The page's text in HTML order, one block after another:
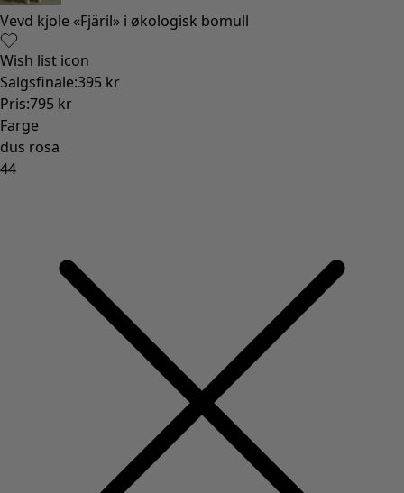
Vevd kjole «Fjäril» i økologisk bomull
Wish list icon
Salgsfinale:395 kr
Pris:795 kr
Farge
dus rosa
44